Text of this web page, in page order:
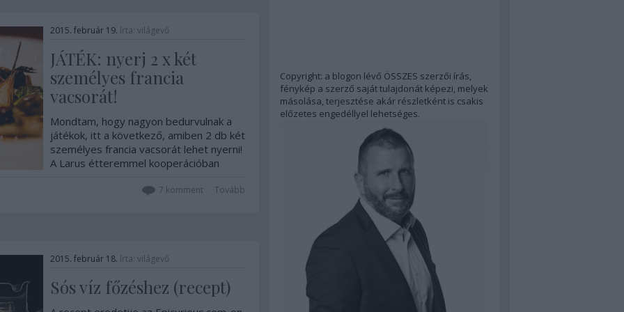
2015. február 19. írta: világevő
JÁTÉK: nyerj 2 x két
személyes francia
vacsorát!
Mondtam, hogy nagyon bedurvulnak a
játékok, itt a következő, amiben 2 db két
személyes francia vacsorát lehet nyerni!
A Larus étteremmel kooperációban
kiderülhetett már, hogy eléggé nagyra
Tovább
7 komment
2015. február 18. írta: világevő
Sós víz főzéshez (recept)
Copyright: a blogon lévő ÖSSZES szerzői írás,
fénykép a szerző saját tulajdonát képezi, melyek
másolása, terjesztése akár részletként is csakis
előzetes engedéllyel lehetséges.